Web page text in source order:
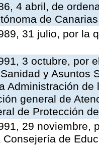
4 abril, de
de Canarias
31 julio, por la
3 octubre, por
y Asuntos
Administración
general de
de Protección
29 noviembre,
Consejería de